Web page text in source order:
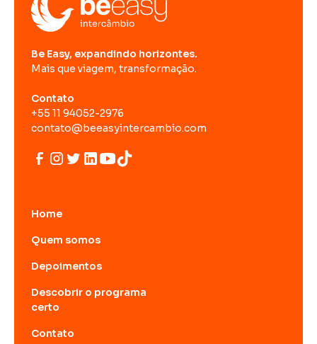
Be Easy, expandindo horizontes.
Mais que viagem, transformação.
Contato
+55 11 94052-2976
contato@beeasyintercambio.com
Home
Quem somos
Depoimentos
Descobrir o programa
certo
Contato